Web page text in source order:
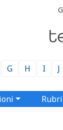
G H I J